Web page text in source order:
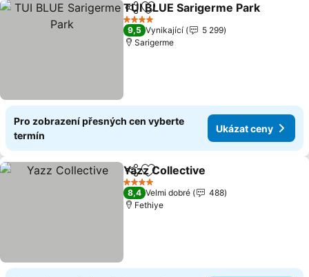
SdíletPřidat na seznam oblíbených
TUI BLUE Sarigerme Park
4 Počet hvězdiček
9,5 Vynikající
5 299
Sarigerme
Pro zobrazení přesných cen vyberte
termín
Ukázat ceny
SdíletPřidat na seznam oblíbených
Yazz Collective
4 Počet hvězdiček
8,4 Velmi dobré
488
Fethiye